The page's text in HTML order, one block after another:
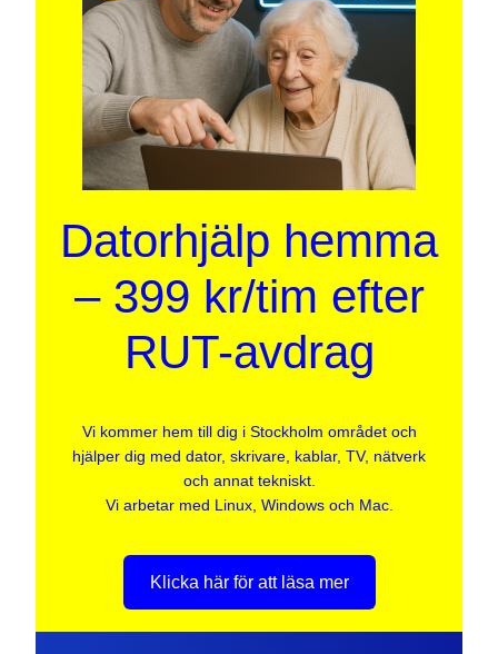
Datorhjälp hemma
– 399 kr/tim efter
RUT-avdrag
Vi kommer hem till dig i Stockholm området och
hjälper dig med dator, skrivare, kablar, TV, nätverk
och annat tekniskt.
Vi arbetar med Linux, Windows och Mac.
Klicka här för att läsa mer